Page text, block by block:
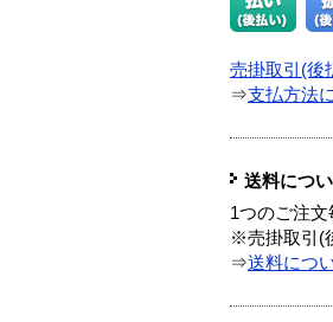
売掛取引(後
⇒支払方法
送料につ
1つのご注文
※売掛取引(
⇒送料につ